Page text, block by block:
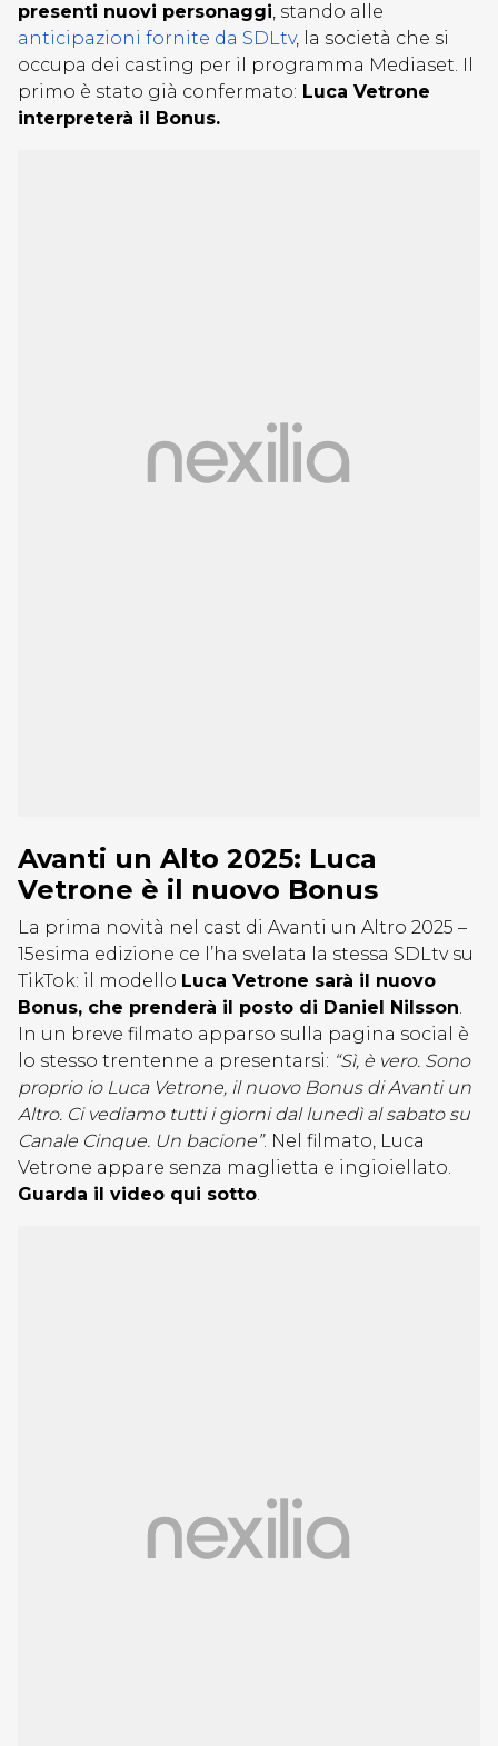
presenti nuovi personaggi, stando alle
anticipazioni fornite da SDLtv, la società che si
occupa dei casting per il programma Mediaset. Il
primo è stato già confermato: Luca Vetrone
interpreterà il Bonus.
Avanti un Alto 2025: Luca
Vetrone è il nuovo Bonus
La prima novità nel cast di Avanti un Altro 2025 –
15esima edizione ce l’ha svelata la stessa SDLtv su
TikTok: il modello Luca Vetrone sarà il nuovo
Bonus, che prenderà il posto di Daniel Nilsson.
In un breve filmato apparso sulla pagina social è
lo stesso trentenne a presentarsi: “Sì, è vero. Sono
proprio io Luca Vetrone, il nuovo Bonus di Avanti un
Altro. Ci vediamo tutti i giorni dal lunedì al sabato su
Canale Cinque. Un bacione”. Nel filmato, Luca
Vetrone appare senza maglietta e ingioiellato.
Guarda il video qui sotto.